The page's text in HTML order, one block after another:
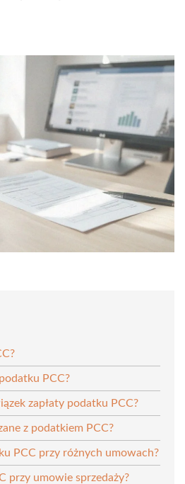
PCC?
zapłaty podatku PCC?
z podatkiem PCC?
PCC przy różnych umowach?
przy umowie sprzedaży?